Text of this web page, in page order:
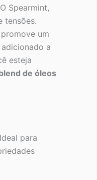
Spearmint,
tensões.
um
a
esteja
de óleos
para